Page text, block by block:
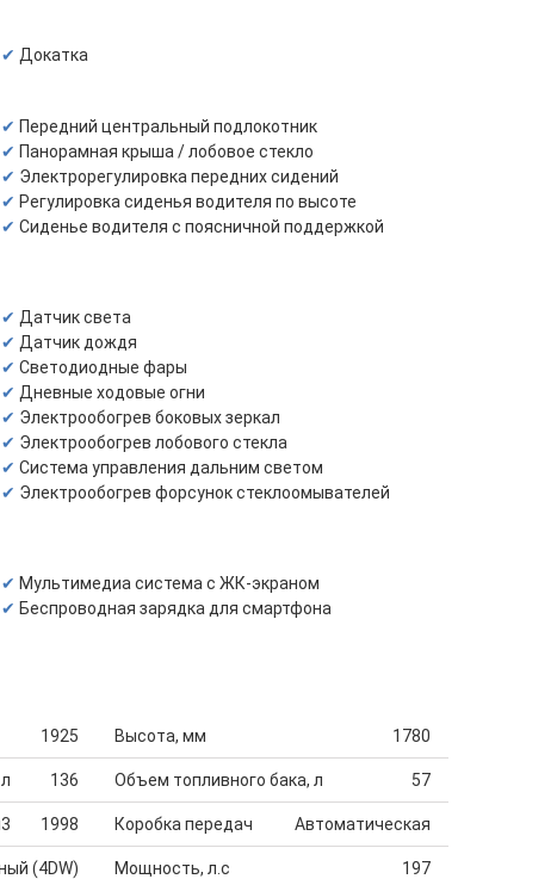
Докатка
Передний центральный подлокотник
Панорамная крыша / лобовое стекло
Электрорегулировка передних сидений
Регулировка сиденья водителя по высоте
Сиденье водителя с поясничной поддержкой
Датчик света
Датчик дождя
Светодиодные фары
Дневные ходовые огни
Электрообогрев боковых зеркал
Электрообогрев лобового стекла
Система управления дальним светом
Электрообогрев форсунок стеклоомывателей
Мультимедиа система с ЖК-экраном
Беспроводная зарядка для смартфона
1925 Высота, мм 1780
136 Объем топливного бака, л 57
1998 Коробка передач Автоматическая
(4DW) Мощность, л.с 197